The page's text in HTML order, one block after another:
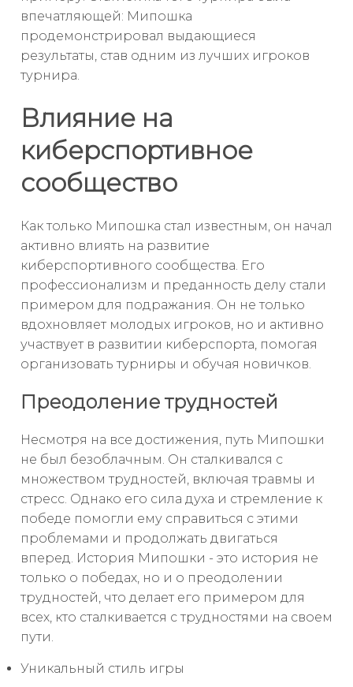
впечатляющей: Мипошка
продемонстрировал выдающиеся
результаты, став одним из лучших игроков
турнира.
Влияние на
киберспортивное
сообщество
Как только Мипошка стал известным, он начал
активно влиять на развитие
киберспортивного сообщества. Его
профессионализм и преданность делу стали
примером для подражания. Он не только
вдохновляет молодых игроков, но и активно
участвует в развитии киберспорта, помогая
организовать турниры и обучая новичков.
Преодоление трудностей
Несмотря на все достижения, путь Мипошки
не был безоблачным. Он сталкивался с
множеством трудностей, включая травмы и
стресс. Однако его сила духа и стремление к
победе помогли ему справиться с этими
проблемами и продолжать двигаться
вперед. История Мипошки - это история не
только о победах, но и о преодолении
трудностей, что делает его примером для
всех, кто сталкивается с трудностями на своем
пути.
Уникальный стиль игры